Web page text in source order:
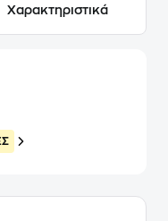
Χαρακτηριστικά